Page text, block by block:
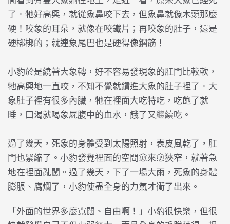
了。牠好高興，就從象鼻咬下去，但象鼻就像木頭那麼
硬！咬象的耳朵，就像在咬鐵片；再咬象的肚子，還是
硬梆梆的；就連象尾巴也是硬得像鋼筋！
小豹於是繞著大象轉，好不容易發現象的肛門比較軟，
牠高興地一直咬，不知不覺就鑽進大象的肚子裡了。大
象肚子裡有很多內臟，牠在裡面大吃特吃，吃飽了就
睡，口渴就喝象屍腹中的血水，餓了又繼續吃。
過了幾天，死象的身體受到太陽照射，表皮風乾了，肛
門也緊縮了。小豹發覺裡面的空間愈來愈狹窄，就著急
地在裡面亂闖。過了幾天，下了一場大雨，死象的身體
膨脹、腐爛了，小豹使盡全身的力氣才衝了出來。
「外面的世界多麼寬闊、自由啊！」小豹很快樂，但很